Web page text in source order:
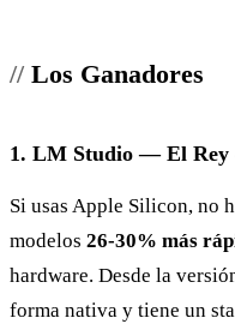
Los Ganadores
1. LM Studio — El Rey
Si usas Apple Silicon, no
modelos 26-30% más
hardware. Desde la
forma nativa y tiene un